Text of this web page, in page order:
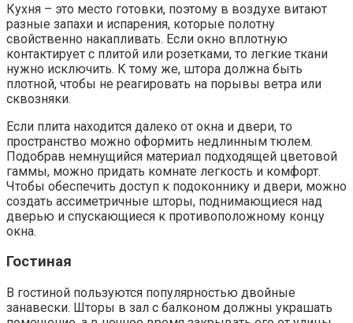
Кухня – это место готовки, поэтому в воздухе витают
разные запахи и испарения, которые полотну
свойственно накапливать. Если окно вплотную
контактирует с плитой или розетками, то легкие ткани
нужно исключить. К тому же, штора должна быть
плотной, чтобы не реагировать на порывы ветра или
сквозняки.
Если плита находится далеко от окна и двери, то
пространство можно оформить недлинным тюлем.
Подобрав немнущийся материал подходящей цветовой
гаммы, можно придать комнате легкость и комфорт.
Чтобы обеспечить доступ к подоконнику и двери, можно
создать ассиметричные шторы, поднимающиеся над
дверью и спускающиеся к противоположному концу
окна.
Гостиная
В гостиной пользуются популярностью двойные
занавески. Шторы в зал с балконом должны украшать